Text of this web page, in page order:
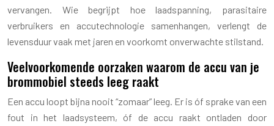
vervangen. Wie begrijpt hoe laadspanning, parasitaire
verbruikers en accutechnologie samenhangen, verlengt de
levensduur vaak met jaren en voorkomt onverwachte stilstand.
Veelvoorkomende oorzaken waarom de accu van je
brommobiel steeds leeg raakt
Een accu loopt bijna nooit “zomaar” leeg. Er is óf sprake van een
fout in het laadsysteem, óf de accu raakt ontladen door